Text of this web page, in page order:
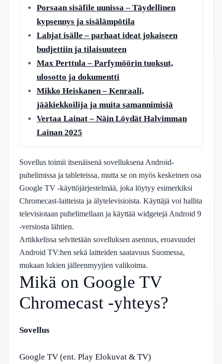
Porsaan sisäfile uunissa – Täydellinen
kypsennys ja sisälämpötila
Lahjat isälle – parhaat ideat jokaiseen
budjettiin ja tilaisuuteen
Max Perttula – Parfymöörin tuoksut,
ulosotto ja dokumentti
Mikko Heiskanen – Kenraali,
jääkiekkoilija ja muita samannimisiä
Vertaa Lainat – Näin Löydät Halvimman
Lainan 2025
Sovellus toimii itsenäisenä sovelluksena Android-
puhelimissa ja tableteissa, mutta se on myös keskeinen osa
Google TV -käyttöjärjestelmää, joka löytyy esimerkiksi
Chromecast-laitteista ja älytelevisioista. Käyttäjä voi hallita
televisiotaan puhelimellaan ja käyttää widgetejä Android 9
-versiosta lähtien.
Artikkelissa selvitetään sovelluksen asennus, eroavuudet
Android TV:hen sekä laitteiden saatavuus Suomessa,
mukaan lukien jälleenmyyjien valikoima.
Mikä on Google TV
Chromecast -yhteys?
Sovellus
Google TV (ent. Play Elokuvat & TV)